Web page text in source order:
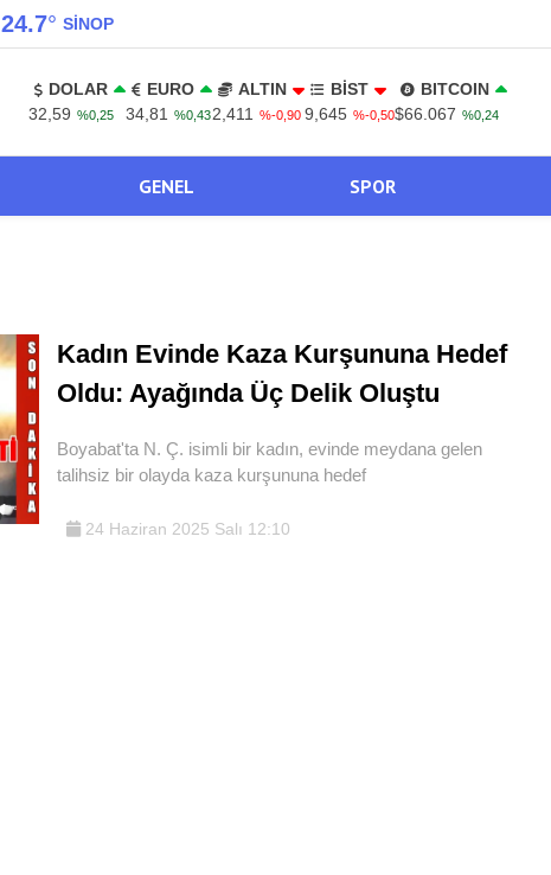
24.7° SINOP
DOLAR
32,59 %0,25
EURO
34,81
%0,43
ALTIN
2,411
%-0,90
BİST
9,645 %-0,50
BITCOIN
$66.067 %0,24
GENEL SPOR
Kadın Evinde Kaza Kurşununa Hedef
Oldu: Ayağında Üç Delik Oluştu
Boyabat'ta N. Ç. isimli bir kadın, evinde meydana gelen
talihsiz bir olayda kaza kurşununa hedef
24 Haziran 2025 Salı 12:10